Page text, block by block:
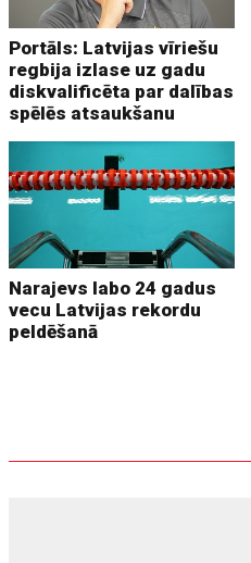
Portāls: Latvijas vīriešu
regbija izlase uz gadu
diskvalificēta par dalības
spēlēs atsaukšanu
Narajevs labo 24 gadus
vecu Latvijas rekordu
peldēšanā